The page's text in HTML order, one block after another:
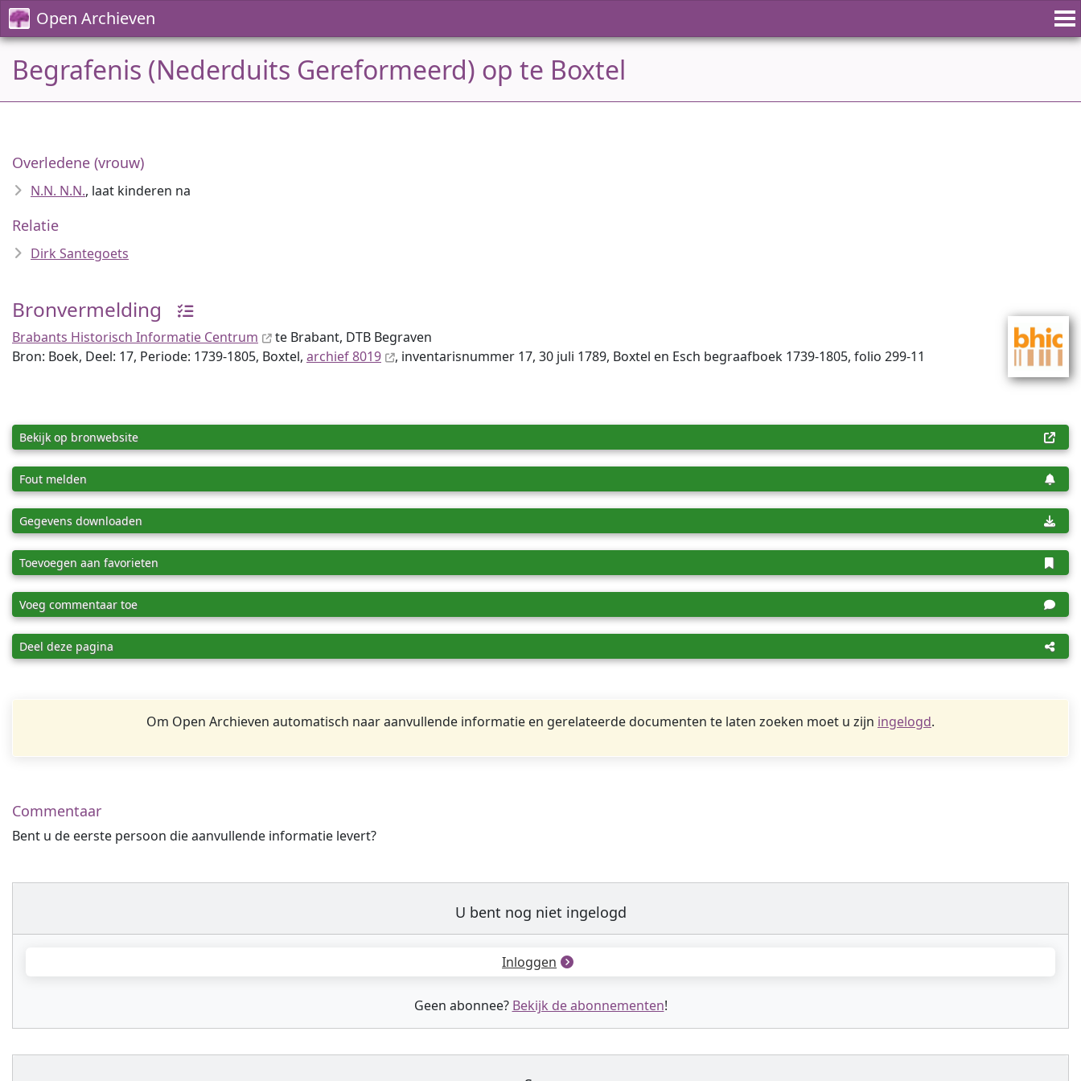
Open Archieven
Begrafenis (Nederduits Gereformeerd) op te Boxtel
Overledene (vrouw)
N.N. N.N., laat kinderen na
Relatie
Dirk Santegoets
Bronvermelding
Brabants Historisch Informatie Centrum
te Brabant, DTB Begraven
Bron: Boek, Deel: 17, Periode: 1739-1805, Boxtel, archief 8019 , inventaris­num­mer 17, 30 juli 1789, Boxtel en Esch begraafboek 1739-1805, folio 299-11
Bekijk op bronwebsite
Fout melden
Gegevens downloaden
Toevoegen aan favorieten
Voeg commentaar toe
Deel deze pagina
Om Open Archieven automatisch naar aanvullende informatie en gerelateerde documenten te laten zoeken moet u zijn ingelogd.
Commentaar
Bent u de eerste persoon die aanvullende informatie levert?
U bent nog niet ingelogd
Inloggen
Geen abonnee? Bekijk de abonnementen!